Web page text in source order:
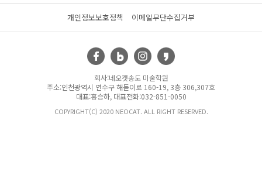
개인정보보호정책 이메일무단수집거부
회사:네오캣송도 미술학원
주소:인천광역시 연수구 해돋이로 160-19, 3층 306,307호
대표:홍승하, 대표전화:032-851-0050
COPYRIGHT(C) 2020 NEOCAT. ALL RIGHT RESERVED.